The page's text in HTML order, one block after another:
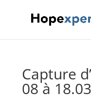
Capture
08 à